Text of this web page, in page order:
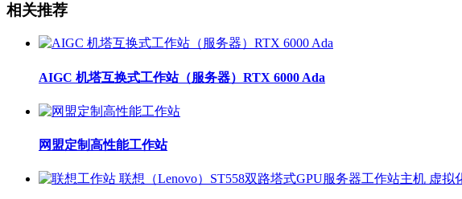
相关推荐
AIGC 机塔互换式工作站（服务器）RTX 6000 Ada
网盟定制高性能工作站